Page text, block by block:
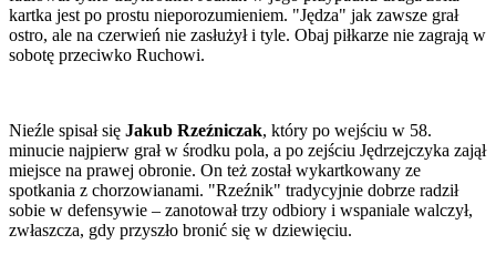
kartka jest po prostu nieporozumieniem. "Jędza" jak zawsze grał
ostro, ale na czerwień nie zasłużył i tyle. Obaj piłkarze nie zagrają w
sobotę przeciwko Ruchowi.
Nieźle spisał się Jakub Rzeźniczak, który po wejściu w 58.
minucie najpierw grał w środku pola, a po zejściu Jędrzejczyka zajął
miejsce na prawej obronie. On też został wykartkowany ze
spotkania z chorzowianami. "Rzeźnik" tradycyjnie dobrze radził
sobie w defensywie – zanotował trzy odbiory i wspaniale walczył,
zwłaszcza, gdy przyszło bronić się w dziewięciu.